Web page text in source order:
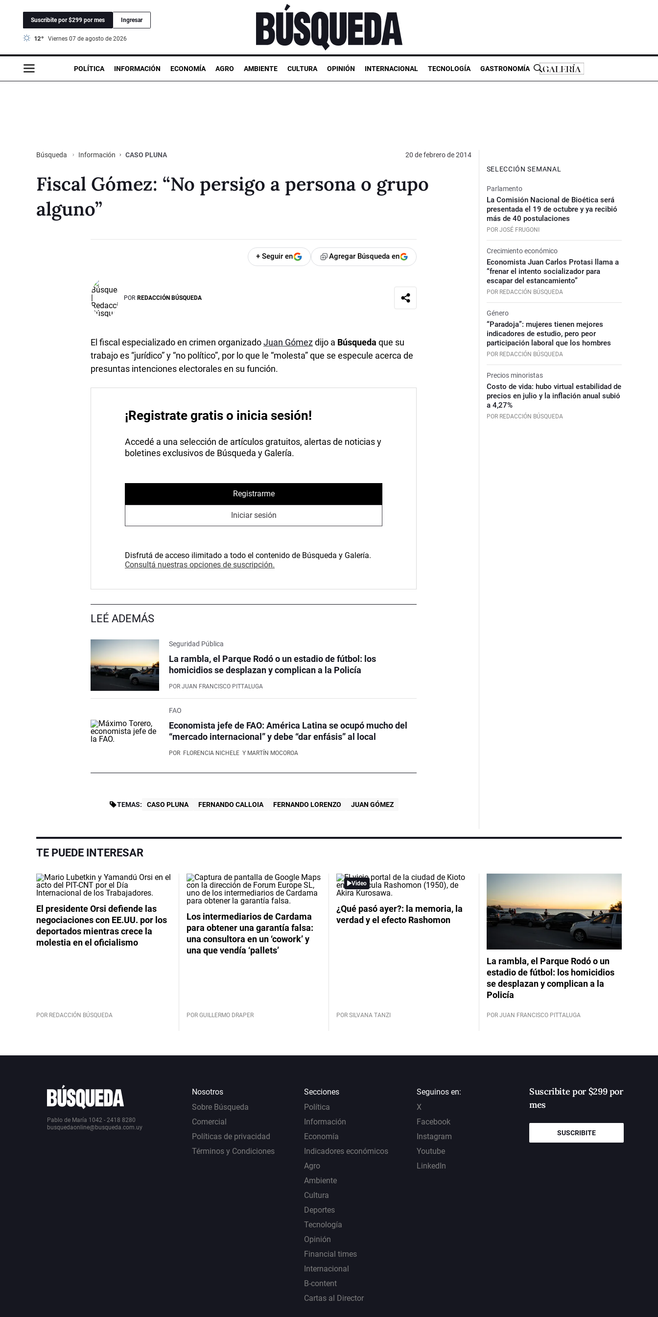
Suscribite por $299 por mes Ingresar
12° viernes 07 de agosto de 2026
POLÍTICA INFORMACIÓN ECONOMÍA AGRO AMBIENTE CULTURA OPINIÓN INTERNACIONAL TECNOLOGÍA GASTRONOMÍA
Búsqueda Información CASO PLUNA 20 de febrero de 2014
Fiscal Gómez: “No persigo a persona o grupo
alguno”
+ Seguir en Agregar Búsqueda en
POR REDACCIÓN BÚSQUEDA
El fiscal especializado en crimen organizadoJuan Gómezdijo a Búsqueda que su
trabajo es “jurídico” y “no político”, por lo que le “molesta” que se especule acerca de
presuntas intenciones electorales en su función.
¡Registrate gratis o inicia sesión!
Accedé a una selección de artículos gratuitos, alertas de noticias y
boletines exclusivos de Búsqueda y Galería.
Registrarme
Iniciar sesión
Disfrutá de acceso ilimitado a todo el contenido de Búsqueda y Galería.
Consultá nuestras opciones de suscripción.
LEÉ ADEMÁS
Seguridad Pública
La rambla, el Parque Rodó o un estadio de fútbol: los
homicidios se desplazan y complican a la Policía
POR JUAN FRANCISCO PITTALUGA
FAO
Economista jefe de FAO: América Latina se ocupó mucho del
“mercado internacional” y debe “dar enfásis” al local
POR FLORENCIA NICHELE Y MARTÍN MOCOROA
TEMAS: CASO PLUNA FERNANDO CALLOIA FERNANDO LORENZO JUAN GÓMEZ
SELECCIÓN SEMANAL
Parlamento
La Comisión Nacional de Bioética será
presentada el 19 de octubre y ya recibió
más de 40 postulaciones
POR JOSÉ FRUGONI
Crecimiento económico
Economista Juan Carlos Protasi llama a
“frenar el intento socializador para
escapar del estancamiento”
POR REDACCIÓN BÚSQUEDA
Género
“Paradoja”: mujeres tienen mejores
indicadores de estudio, pero peor
participación laboral que los hombres
POR REDACCIÓN BÚSQUEDA
Precios minoristas
Costo de vida: hubo virtual estabilidad de
precios en julio y la inflación anual subió
a 4,27%
POR REDACCIÓN BÚSQUEDA
TE PUEDE INTERESAR
El presidente Orsi defiende las
negociaciones con EE.UU. por los
deportados mientras crece la
molestia en el oficialismo
POR REDACCIÓN BÚSQUEDA
Los intermediarios de Cardama
para obtener una garantía falsa:
una consultora en un ‘cowork’ y
una que vendía ‘pallets’
POR GUILLERMO DRAPER
Video
¿Qué pasó ayer?: la memoria, la
verdad y el efecto Rashomon
POR SILVANA TANZI
La rambla, el Parque Rodó o un
estadio de fútbol: los homicidios
se desplazan y complican a la
Policía
POR JUAN FRANCISCO PITTALUGA
Pablo de María 1042 - 2418 8280
busquedaonline@busqueda.com.uy
Nosotros
Sobre Búsqueda
Comercial
Políticas de privacidad
Términos y Condiciones
Secciones
Política
Información
Economía
Indicadores económicos
Agro
Ambiente
Cultura
Deportes
Tecnología
Opinión
Financial times
Internacional
B-content
Cartas al Director
Seguinos en:
X
Facebook
Instagram
Youtube
LinkedIn
Suscribite por $299 por
mes
SUSCRIBITE